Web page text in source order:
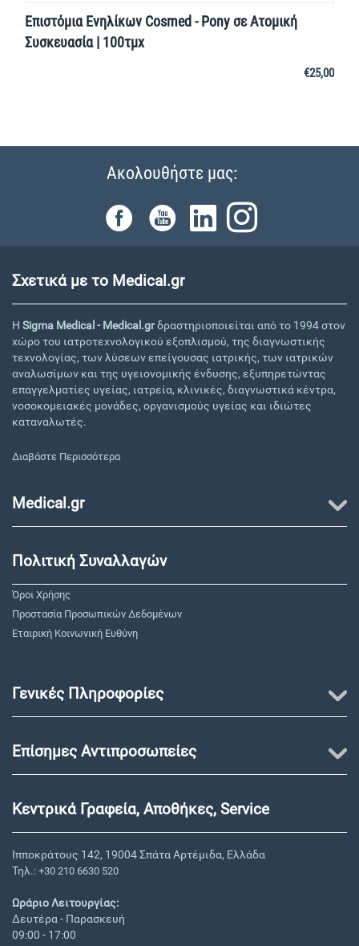
Επιστόμια Ενηλίκων Cosmed - Pony σε Ατομική
Συσκευασία | 100τμχ
€25,00
Ακολουθήστε μας:
Σχετικά με το Medical.gr
Η Sigma Medical - Medical.grδραστηριοποιείται από το 1994 στον
χώρο του ιατροτεχνολογικού εξοπλισμού, της διαγνωστικής
τεχνολογίας, των λύσεων επείγουσας ιατρικής, των ιατρικών
αναλωσίμων και της υγειονομικής ένδυσης, εξυπηρετώντας
επαγγελματίες υγείας, ιατρεία, κλινικές, διαγνωστικά κέντρα,
νοσοκομειακές μονάδες, οργανισμούς υγείας και ιδιώτες
καταναλωτές.
Διαβάστε Περισσότερα
Medical.gr
Πολιτική Συναλλαγών
Όροι Χρήσης
Προστασία Προσωπικών Δεδομένων
Εταιρική Κοινωνική Ευθύνη
"
Γενικές Πληροφορίες
Επίσημες Αντιπροσωπείες
Κεντρικά Γραφεία, Αποθήκες, Service
Ιπποκράτους 142, 19004 Σπάτα Αρτέμιδα, Ελλάδα
Τηλ.: +30 210 6630 520
Ωράριο Λειτουργίας:
Δευτέρα - Παρασκευή
09:00 - 17:00